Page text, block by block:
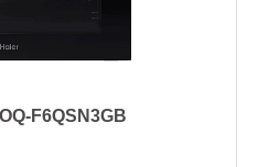
F6QSN3GB